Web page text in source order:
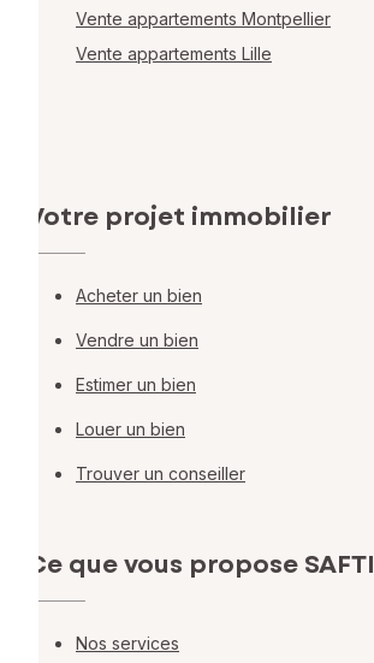
Vente appartements Montpellier
Vente appartements Lille
Votre projet immobilier
Acheter un bien
Vendre un bien
Estimer un bien
Louer un bien
Trouver un conseiller
Ce que vous propose SAFTI
Nos services